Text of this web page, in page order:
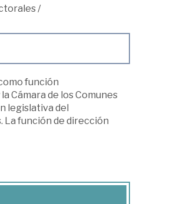
/
función
Cámara de los Comunes
legislativa del
La función de dirección